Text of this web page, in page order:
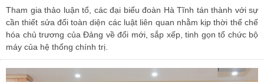
Tham gia thảo luận tổ, các đại biểu đoàn Hà Tĩnh tán thành với sự
cần thiết sửa đổi toàn diện các luật liên quan nhằm kịp thời thể chế
hóa chủ trương của Đảng về đổi mới, sắp xếp, tinh gọn tổ chức bộ
máy của hệ thống chính trị.